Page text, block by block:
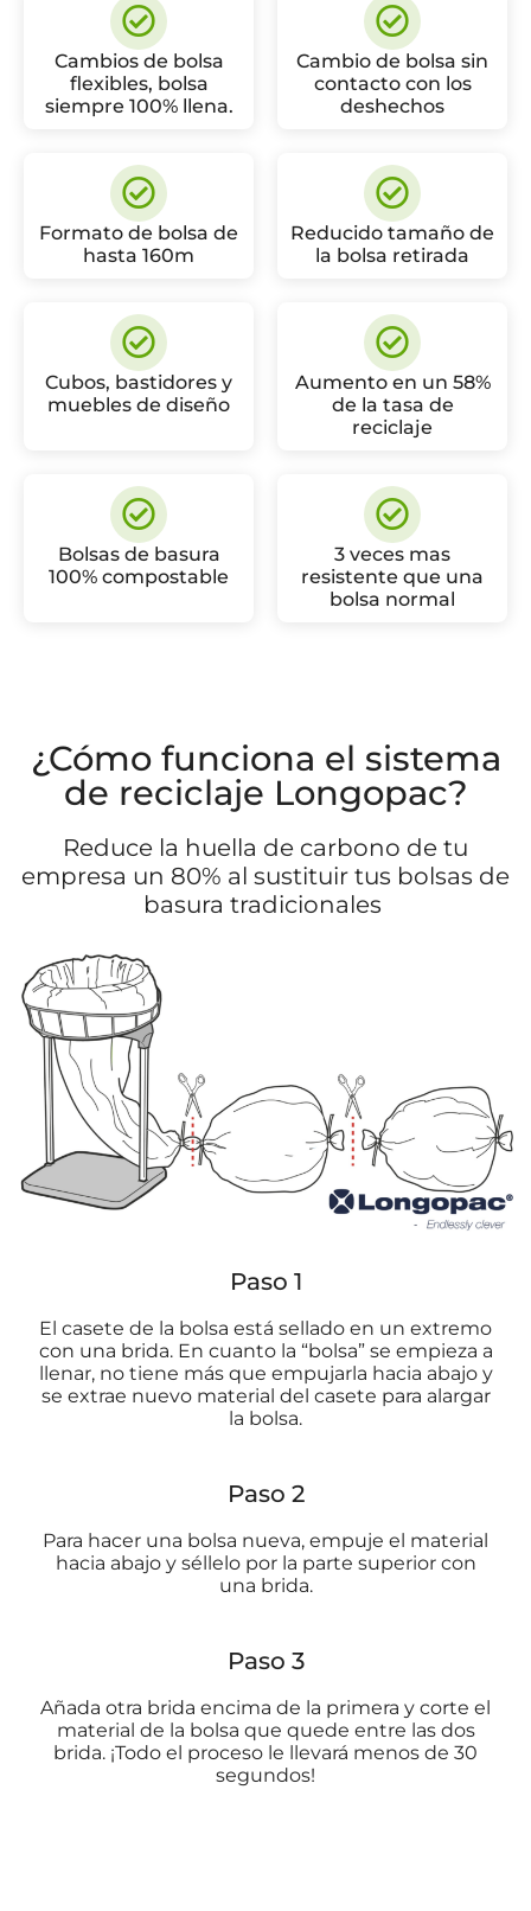
Cambios de bolsa
flexibles, bolsa
siempre 100% llena.
Cambio de bolsa sin
contacto con los
deshechos
Formato de bolsa de
hasta 160m
Reducido tamaño de
la bolsa retirada
Cubos, bastidores y
muebles de diseño
Aumento en un 58%
de la tasa de
reciclaje
Bolsas de basura
100% compostable
3 veces mas
resistente que una
bolsa normal
¿Cómo funciona el sistema
de reciclaje Longopac?
Reduce la huella de carbono de tu
empresa un 80% al sustituir tus bolsas de
basura tradicionales
Paso 1
El casete de la bolsa está sellado en un extremo
con una brida. En cuanto la “bolsa” se empieza a
llenar, no tiene más que empujarla hacia abajo y
se extrae nuevo material del casete para alargar
la bolsa.
Paso 2
Para hacer una bolsa nueva, empuje el material
hacia abajo y séllelo por la parte superior con
una brida.
Paso 3
Añada otra brida encima de la primera y corte el
material de la bolsa que quede entre las dos
brida. ¡Todo el proceso le llevará menos de 30
segundos!